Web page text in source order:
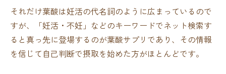
それだけ葉酸は妊活の代名詞のように広まっているので
すが、「妊活・不妊」などのキーワードでネット検索す
ると真っ先に登場するのが葉酸サプリであり、その情報
を信じて自己判断で摂取を始めた方がほとんどです。